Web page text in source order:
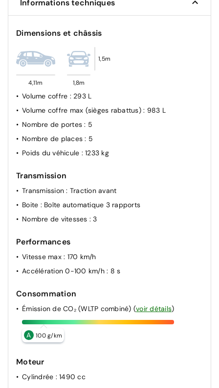
Assistant de vitesse intelligent
Contrôle automatique des feux de route
ABS + EBD + ESP
Frein de stationnement électrique
Système d’appel d’urgence eCall
Airbags frontaux conducteur et passager
Airbags latéraux conducteur et passager
Airbags rideaux
Désactivation airbag passager
Contrôle de pression des pneus (TPMS)
Ceintures de sécurité avec prétensionneurs et
limiteurs d’effort
Alerte de ceinture non bouclée (avant et arrière)
Kit anti-crevaison
Informations techniques
Dimensions et châssis
4,11m 1,8m
1,5m
Volume coffre : 293 L
Volume coffre max (sièges rabattus) : 983 L
Nombre de portes: 5
Nombre de places: 5
Poids du véhicule : 1233 kg
Transmission
Transmission: Traction avant
Boite : Boîte automatique 3 rapports
Nombre de vitesses : 3
Performances
Vitesse max : 170 km/h
Accélération 0-100 km/h : 8 s
Consommation
Émission de CO₂ (WLTP combiné) (voir détails)
A 100 g/km
Moteur
Cylindrée : 1490 cc